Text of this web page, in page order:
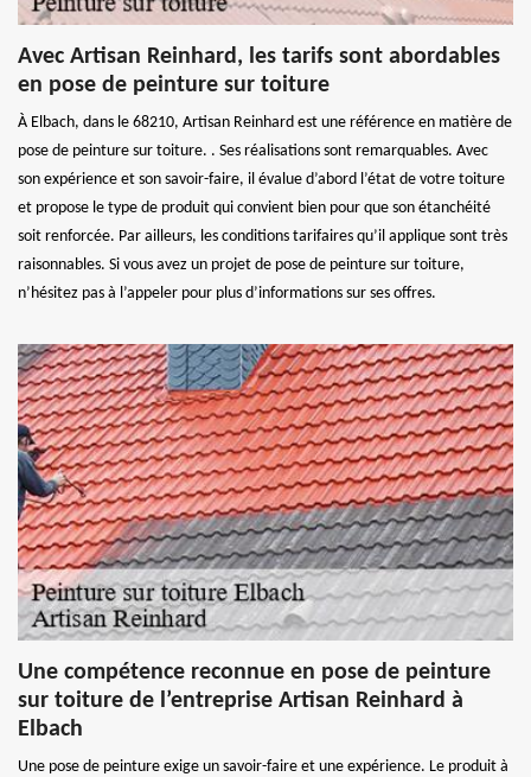
Avec Artisan Reinhard, les tarifs sont abordables
en pose de peinture sur toiture
À Elbach, dans le 68210, Artisan Reinhard est une référence en matière de
pose de peinture sur toiture. . Ses réalisations sont remarquables. Avec
son expérience et son savoir-faire, il évalue d’abord l’état de votre toiture
et propose le type de produit qui convient bien pour que son étanchéité
soit renforcée. Par ailleurs, les conditions tarifaires qu’il applique sont très
raisonnables. Si vous avez un projet de pose de peinture sur toiture,
n’hésitez pas à l’appeler pour plus d’informations sur ses offres.
Une compétence reconnue en pose de peinture
sur toiture de l’entreprise Artisan Reinhard à
Elbach
Une pose de peinture exige un savoir-faire et une expérience. Le produit à